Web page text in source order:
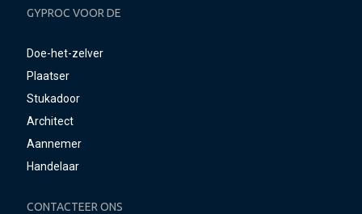
GYPROC VOOR DE
Doe-het-zelver
Plaatser
Stukadoor
Architect
Aannemer
Handelaar
CONTACTEER ONS